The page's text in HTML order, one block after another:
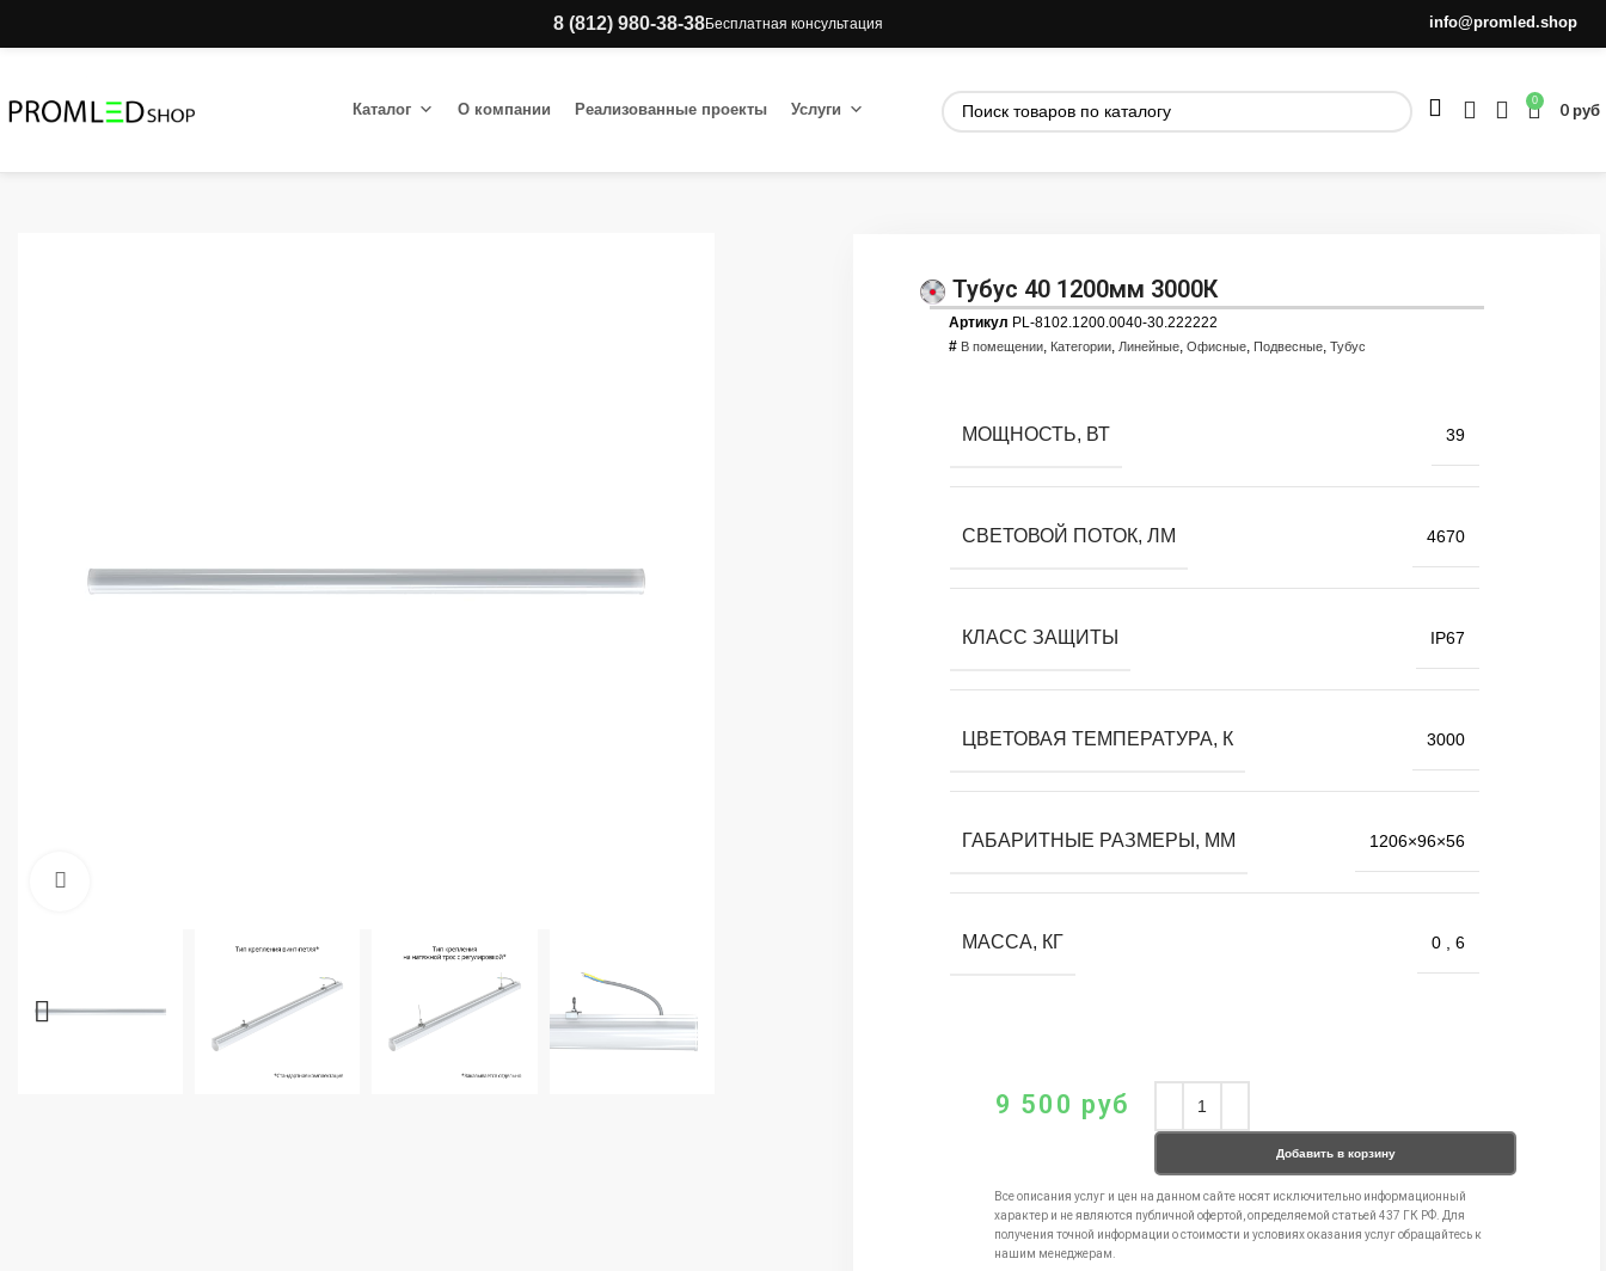
8 (812) 980-38-38Бесплатная консультация info@promled.shop
Каталог О компании Реализованные проекты Услуги 0 0руб
Тубус 40 1200мм 3000К
Артикул PL-8102.1200.0040-30.222222
# В помещении Категории Линейные ,Офисные Подвесные ,Тубус
МОЩНОСТЬ, ВТ 39
СВЕТОВОЙ ПОТОК, ЛМ 4670
КЛАСС ЗАЩИТЫ IP67
ЦВЕТОВАЯ ТЕМПЕРАТУРА, К 3000
ГАБАРИТНЫЕ РАЗМЕРЫ, ММ 1206×96×56
МАССА, КГ 0 ,6
9 500 руб
Добавить в корзину
Все описания услуг и цен на данном сайте носят исключительно информационный
характер и не являются публичной офертой, определяемой статьей 437 ГК РФ. Для
получения точной информации о стоимости и условиях оказания услуг обращайтесь к
нашим менеджерам.